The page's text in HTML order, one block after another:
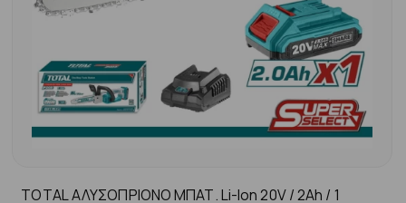
TOTAL ΑΛΥΣΟΠΡΙΟΝΟ ΜΠΑΤ. Li-Ion 20V / 2Ah / 1